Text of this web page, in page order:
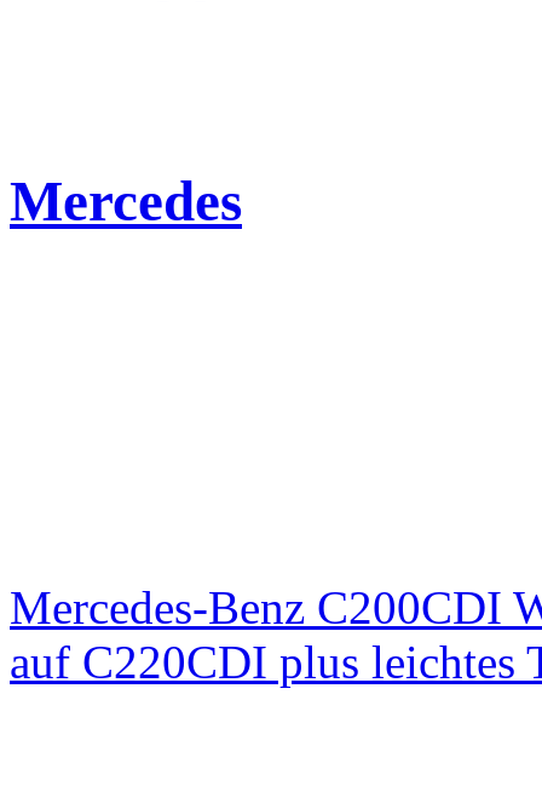
Mercedes
Mercedes-Benz C200CDI
auf C220CDI plus